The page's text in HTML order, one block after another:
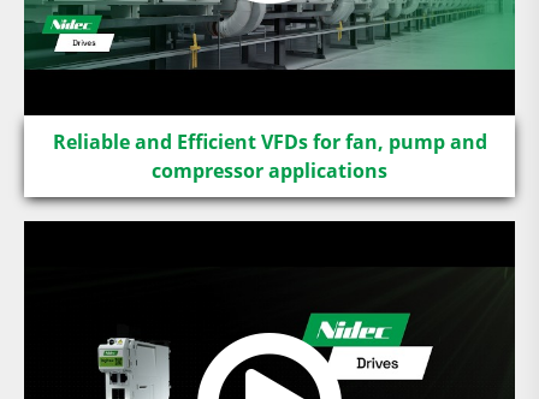
Reliable and Efficient VFDs for fan, pump and
compressor applications